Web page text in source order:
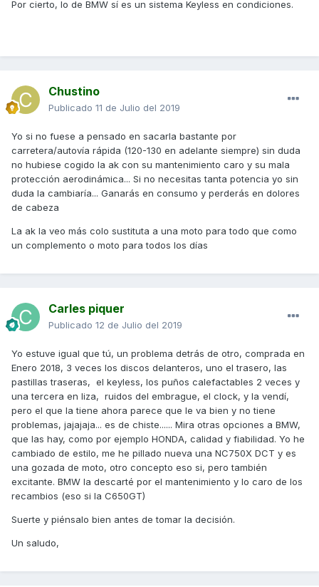
Por cierto, lo de BMW sí es un sistema Keyless en condiciones.
Chustino
Publicado 11 de Julio del 2019
Yo si no fuese a pensado en sacarla bastante por
carretera/autovía rápida (120-130 en adelante siempre) sin duda
no hubiese cogido la ak con su mantenimiento caro y su mala
protección aerodinámica... Si no necesitas tanta potencia yo sin
duda la cambiaría... Ganarás en consumo y perderás en dolores
de cabeza
La ak la veo más colo sustituta a una moto para todo que como
un complemento o moto para todos los días
Carles piquer
Publicado 12 de Julio del 2019
Yo estuve igual que tú, un problema detrás de otro, comprada en
Enero 2018, 3 veces los discos delanteros, uno el trasero, las
pastillas traseras, el keyless, los puños calefactables 2 veces y
una tercera en liza, ruidos del embrague, el clock, y la vendí,
pero el que la tiene ahora parece que le va bien y no tiene
problemas, jajajaja... es de chiste...... Mira otras opciones a BMW,
que las hay, como por ejemplo HONDA, calidad y fiabilidad. Yo he
cambiado de estilo, me he pillado nueva una NC750X DCT y es
una gozada de moto, otro concepto eso si, pero también
excitante. BMW la descarté por el mantenimiento y lo caro de los
recambios (eso si la C650GT)
Suerte y piénsalo bien antes de tomar la decisión.
Un saludo,